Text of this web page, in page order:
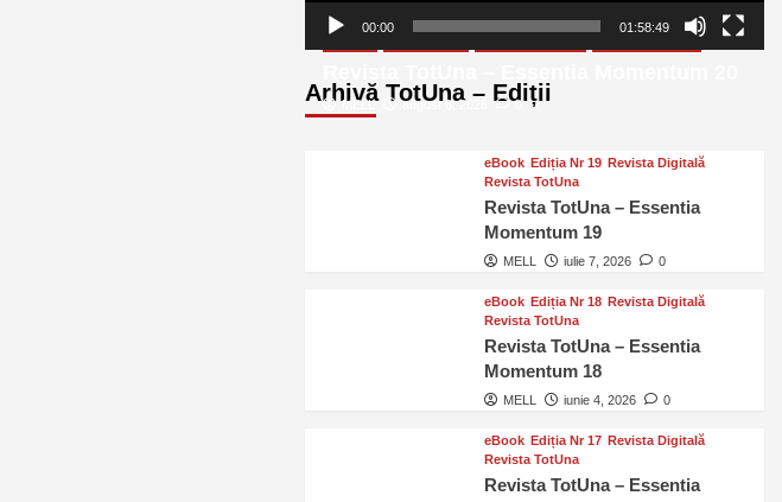
00:00 01:58:49
Arhivă TotUna – Ediții
MELL august 6, 2026 0
eBook Ediția Nr 19 Revista Digitală
Revista TotUna
Revista TotUna – Essentia
Momentum 19
MELL iulie 7, 2026 0
eBook Ediția Nr 18 Revista Digitală
Revista TotUna
Revista TotUna – Essentia
Momentum 18
MELL iunie 4, 2026 0
eBook Ediția Nr 17 Revista Digitală
Revista TotUna
Revista TotUna – Essentia